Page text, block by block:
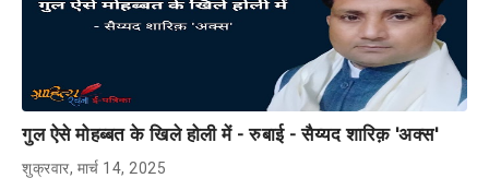
गुल ऐसे मोहब्बत के खिले होली में - रुबाई - सैय्यद शारिक़ 'अक्स'
शुक्रवार, मार्च 14, 2025